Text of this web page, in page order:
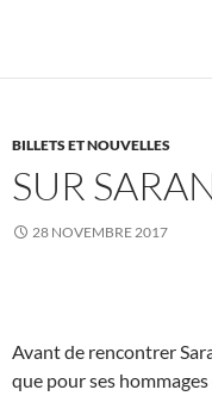
BILLETS ET NOUVELLES
SUR
28 NOVEMBRE 2017
Avant de rencontrer
que pour ses